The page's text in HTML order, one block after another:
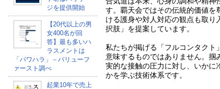
ジを提供開始
【20代以上の男
女400名が回
答】最も多いハ
ラスメントは
「パワハラ」－バリューフ
ァースト調べ
起業10年で売上
す。覇天会ではその伝統的価値を
ける護身や対人対応の観点も取り
択肢」を提案しています。
私たちが掲げる「フルコンタクト
意味するものではありません。掴
実的な接触の圧力に対し、いかに
かを学ぶ技術体系です。